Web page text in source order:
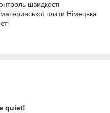
швидкості
плати Німецька
quiet!